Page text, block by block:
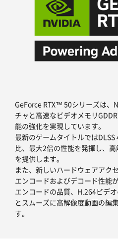
GeForce RTX™ 50シリーズは、
チャと高速なビデオメモリ
能の強化を実現しています。
最新のゲームタイトルでは
比、最大2倍の性能を発揮し、
を提供します。
また、新しいハードウェアアク
エンコードおよびデコード性能
エンコードの品質、H.264ビデ
とスムーズに高解像度動画の編
す。